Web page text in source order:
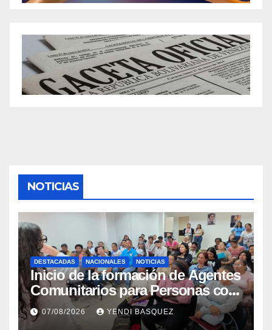
NOTICIAS
DESTACADAS NACIONALES NOTICIAS
Inicio de la formación de Agentes
Comunitarios para Personas con
Discapacidad en el Centro de
Rehabilitación J.J. Arvelo
07/08/2026 YENDI BASQUEZ